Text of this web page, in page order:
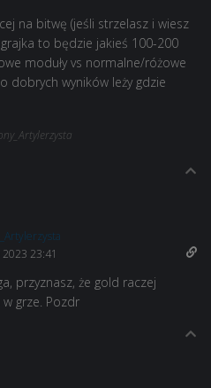
na bitwę (jeśli strzelasz i wiesz
to będzie jakieś 100-200
moduły vs normalne/różowe
dobrych wyników leży gdzie
23:41
przyznasz, że gold raczej
grze. Pozdr